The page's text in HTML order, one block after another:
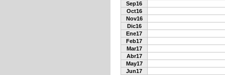
Sep16
Oct16
Nov16
Dic16
Ene17
Feb17
Mar17
Abr17
May17
Jun17